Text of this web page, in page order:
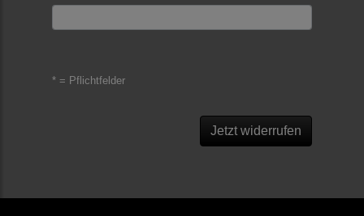
* = Pflichtfelder
Jetzt widerrufen